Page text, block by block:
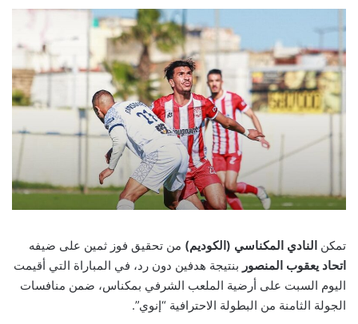
تمكن النادي المكناسي (الكوديم) من تحقيق فوز ثمين على ضيفه
اتحاد يعقوب المنصور بنتيجة هدفين دون رد، في المباراة التي أقيمت
اليوم السبت على أرضية الملعب الشرفي بمكناس، ضمن منافسات
الجولة الثامنة من البطولة الاحترافية “إنوي”.